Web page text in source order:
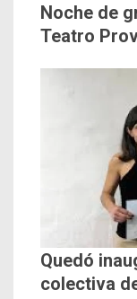
Noche de
Teatro
Quedó
colectiva